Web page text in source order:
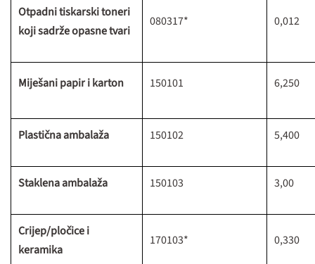
Otpadni tiskarski toneri
koji sadrže opasne tvari
080317* 0,012
Miješani papir i karton 150101 6,250
Plastična ambalaža 150102 5,400
Staklena ambalaža 150103 3,00
Crijep/pločice i
keramika
170103* 0,330